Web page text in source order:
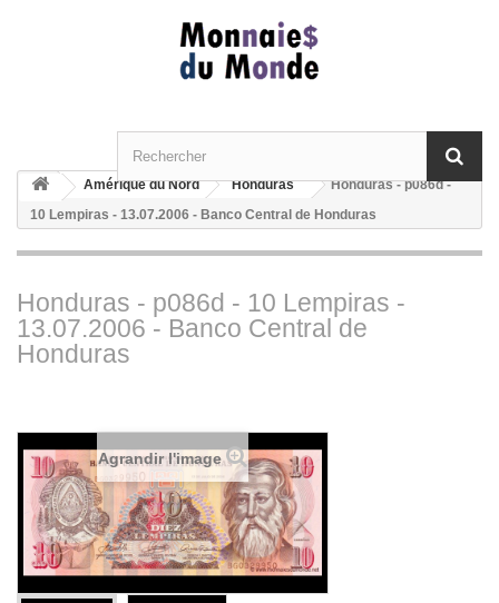
Amérique du Nord Honduras
Honduras - p086d -
10 Lempiras - 13.07.2006 - Banco Central de Honduras
Honduras - p086d - 10 Lempiras -
13.07.2006 - Banco Central de
Honduras
Agrandir l'image